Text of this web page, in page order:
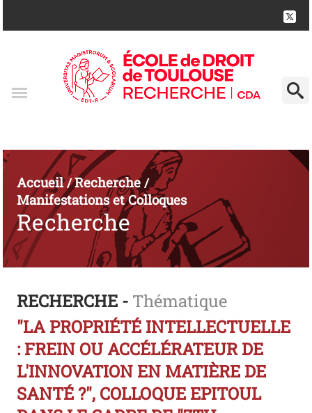
Accueil/Recherche/
Manifestations et Colloques
Recherche
RECHERCHE - Thématique
"LA PROPRIÉTÉ INTELLECTUELLE
: FREIN OU ACCÉLÉRATEUR DE
L'INNOVATION EN MATIÈRE DE
SANTÉ ?", COLLOQUE EPITOUL